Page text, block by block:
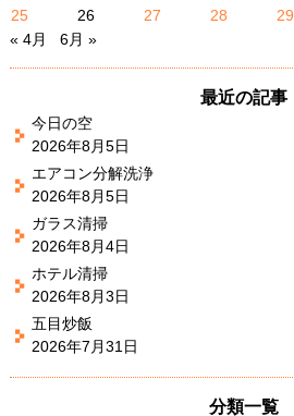
25
26 27 28 29
« 4月
6月 »
最近の記事
今日の空
2026年8月5日
エアコン分解洗浄
2026年8月5日
ガラス清掃
2026年8月4日
ホテル清掃
2026年8月3日
五目炒飯
2026年7月31日
分類一覧